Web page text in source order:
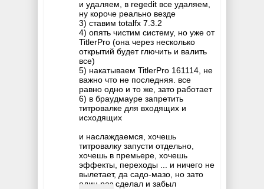
и удаляем, в regedit все удаляем,
ну короче реально везде
3) ставим totalfx 7.3.2
4) опять чистим систему, но уже от
TitlerPro (она через несколько
открытий будет глючить и валить
все)
5) накатываем TitlerPro 161114, не
важно что не последняя. все
равно одно и то же, зато работает
6) в браудмауре запретить
титровалке для входящих и
исходящих
и наслаждаемся, хочешь
титровалку запусти отдельно,
хочешь в премьере, хочешь
эффекты, переходы ... и ничего не
вылетает, да садо-мазо, но зато
один раз сделал и забыл